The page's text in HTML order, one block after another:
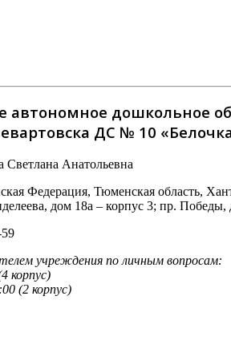
дошкольное
ДС № 10
Светлана Анатольевна
Федерация, Тюменская область,
дом 18а – корпус 3; пр. Победы,
учреждения по личным вопросам:
корпус)
(2 корпус)